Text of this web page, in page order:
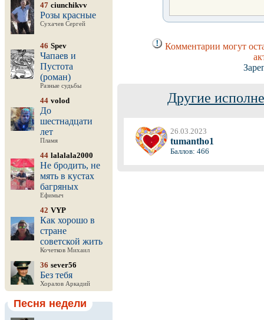
47 ciunchikvv
Розы красные
Сухачев Сергей
46 Spev
Чапаев и
Пустота
(роман)
Разные судьбы
44 volod
До
шестнадцати
лет
Пламя
44 lalalala2000
Не бродить, не
мять в кустах
багряных
Ефимыч
42 VYP
Как хорошо в
стране
советской жить
Кочетков Михаил
36 sever56
Без тебя
Хоралов Аркадий
Песня недели
Комментарии могут
Другие
26.03.2023
tumantho1
Баллов: 466